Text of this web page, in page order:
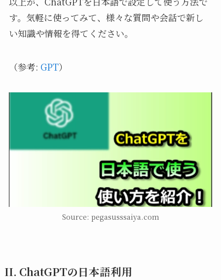
す。気軽に使ってみて、様々な質問や会話で新し
い知識や情報を得てください。
（参考: GPT）
Source: pegasusssaiya.com
II. ChatGPTの日本語利用